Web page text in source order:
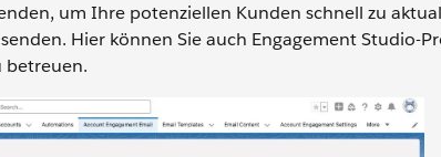
um Ihre potenziellen Kunden schnell zu
Hier können Sie auch Engagement Studio-
betreuen.